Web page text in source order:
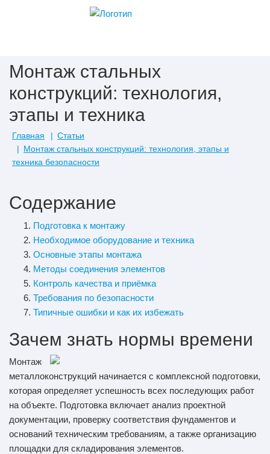
Монтаж стальных
конструкций: технология,
этапы и техника
безопасности
Главная
Статьи
Монтаж стальных конструкций: технология, этапы и
техника безопасности
Содержание
Подготовка к монтажу
Необходимое оборудование и техника
Основные этапы монтажа
Методы соединения элементов
Контроль качества и приёмка
Требования по безопасности
Типичные ошибки и как их избежать
Зачем знать нормы времени
Монтаж
металлоконструкций начинается с комплексной подготовки,
которая определяет успешность всех последующих работ
на объекте. Подготовка включает анализ проектной
документации, проверку соответствия фундаментов и
оснований техническим требованиям, а также организацию
площадки для складирования элементов.